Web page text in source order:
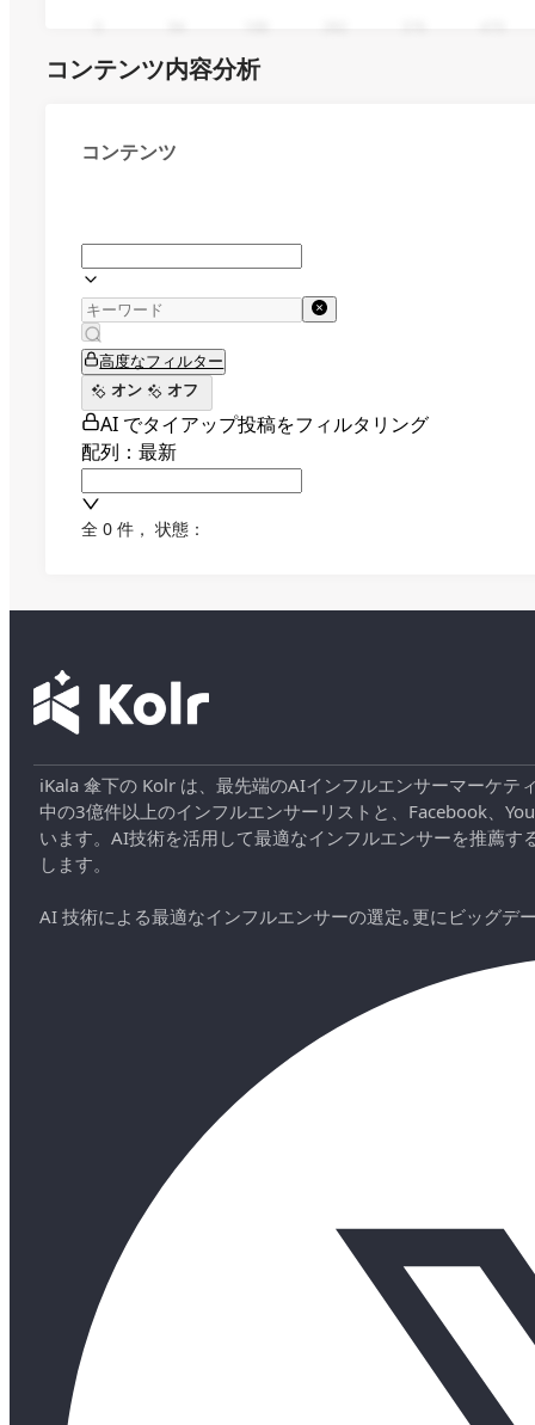
コンテンツ内容分析
コンテンツ
高度なフィルター
オン
オフ
AI でタイアップ投稿をフィルタリング
配列：最新
全 0 件 ， 状態：
iKala 傘下の Kolr は、最先端のAIインフルエンサーマーケ
中の3億件以上のインフルエンサーリストと、Facebook、
います。AI技術を活用して最適なインフルエンサーを推薦
します。
AI 技術による最適なインフルエンサーの選定｡更にビッグデ